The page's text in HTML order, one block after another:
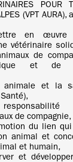
POUR
(VPT AURA),
en œuvre
vétérinaire
de
et de
animale et la
de compagnie,
du lien
animal et
et humain,
et